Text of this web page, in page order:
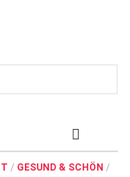
/ GESUND & SCHÖN /